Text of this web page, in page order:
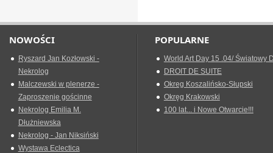
NOWOŚCI
Ryszard Jan Kozłowski -
Nekrolog
Malczewski w plenerze -
Zaproszenie gościnne
Nekrolog Emilia M.
Dłużniewska
Nekrolog - Jan Niksiński
Wystawa Eclectica
POPULARNE
World Art Day 15 .04/ Światowy
DROIT DE SUITE
Okreg Koszalińsko-Słupski
Okręg Krakowski
100 lat... i Nowe Otwarcie!!!